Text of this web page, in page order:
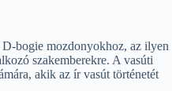
bogie mozdonyokhoz, az ilyen
szakemberekre. A vasúti
akik az ír vasút történetét